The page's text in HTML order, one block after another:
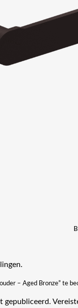
– Aged Bronze” te
gepubliceerd.